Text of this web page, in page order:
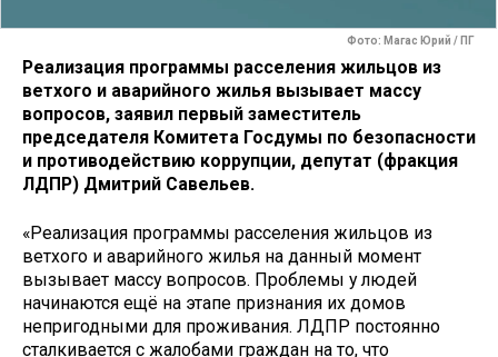
Фото: Магас Юрий / ПГ
Реализация программы расселения жильцов из
ветхого и аварийного жилья вызывает массу
вопросов, заявил первый заместитель
председателя Комитета Госдумы по безопасности
и противодействию коррупции, депутат (фракция
ЛДПР) Дмитрий Савельев.
«Реализация программы расселения жильцов из
ветхого и аварийного жилья на данный момент
вызывает массу вопросов. Проблемы у людей
начинаются ещё на этапе признания их домов
непригодными для проживания. ЛДПР постоянно
сталкивается с жалобами граждан на то, что